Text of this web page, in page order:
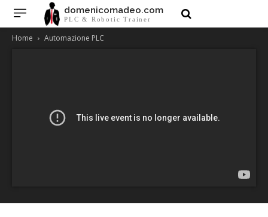
domenicomadeo.com
PLC & Robotic Trainer
Home Automazione PLC